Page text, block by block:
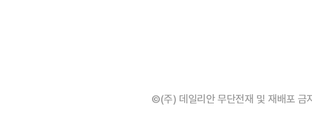
©(주) 데일리안 무단전재 및 재배포 금